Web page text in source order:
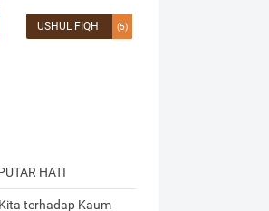
USHUL FIQH (5)
HATI
terhadap Kaum